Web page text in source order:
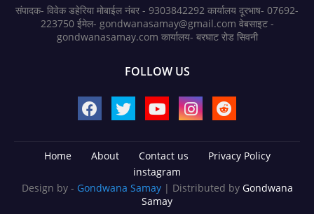
संपादक- विवेक डहेरिया मोबाईल नंबर - 9303842292 कार्यालय दूरभाष- 07692-
223750 ईमेल- gondwanasamay@gmail.com वेबसाइट -
gondwanasamay.com कार्यालय- बरघाट रोड सिवनी
FOLLOW US
Home About Contact us
Privacy Policy
instagram
Design by - Gondwana Samay | Distributed by Gondwana
Samay